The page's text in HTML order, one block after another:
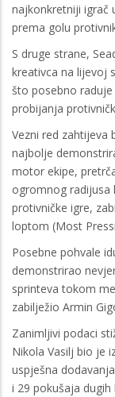
najkonkretniji igrač
prema golu
S druge strane,
kreativca na lijevoj
što posebno
probijanja
Vezni red zahtijeva
najbolje
motor ekipe,
ogromnog radijusa
protivničke igre,
loptom (Most
Posebne pohvale
demonstrirao
sprinteva tokom
zabilježio Armin
Zanimljivi podaci
Nikola Vasilj bio je
uspješna
i 29 pokušaja